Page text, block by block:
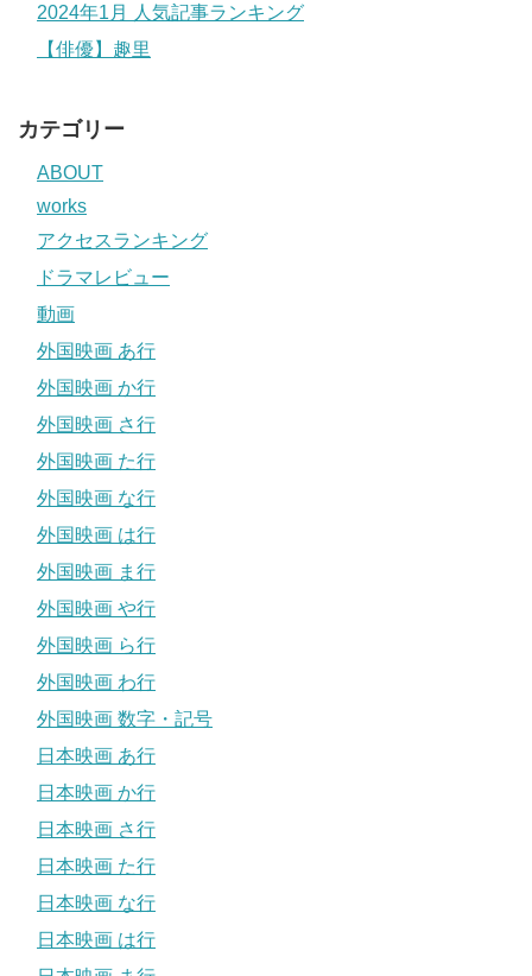
2024年1月 人気記事ランキング
【俳優】趣里
カテゴリー
ABOUT
works
アクセスランキング
ドラマレビュー
動画
外国映画 あ行
外国映画 か行
外国映画 さ行
外国映画 た行
外国映画 な行
外国映画 は行
外国映画 ま行
外国映画 や行
外国映画 ら行
外国映画 わ行
外国映画 数字・記号
日本映画 あ行
日本映画 か行
日本映画 さ行
日本映画 た行
日本映画 な行
日本映画 は行